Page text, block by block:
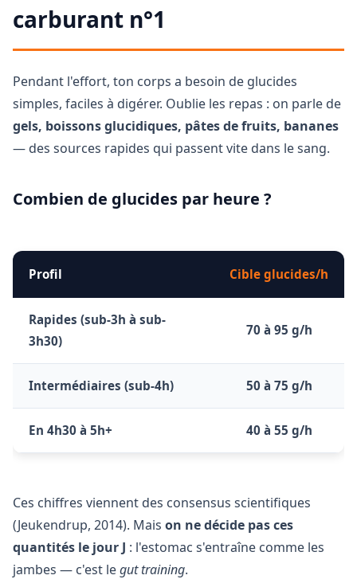
carburant n°1
Pendant l'effort, ton corps a besoin de glucides
simples, faciles à digérer. Oublie les repas : on parle de
gels, boissons glucidiques, pâtes de fruits, bananes
— des sources rapides qui passent vite dans le sang.
Combien de glucides par heure ?
Profil Cible glucides/h
Rapides (sub-3h à sub-
3h30)
70 à 95 g/h
Intermédiaires (sub-4h) 50 à 75 g/h
En 4h30 à 5h+ 40 à 55 g/h
Ces chiffres viennent des consensus scientifiques
(Jeukendrup, 2014). Mais on ne décide pas ces
quantités le jour J : l'estomac s'entraîne comme les
jambes — c'est legut training.